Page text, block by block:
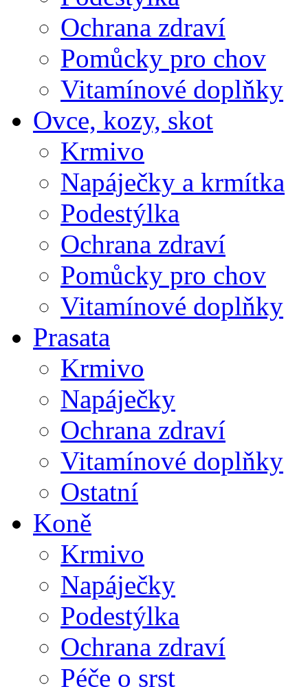
Ochrana zdraví
Pomůcky pro chov
Vitamínové doplňky
Ovce, kozy, skot
Krmivo
Napáječky a krmítka
Podestýlka
Ochrana zdraví
Pomůcky pro chov
Vitamínové doplňky
Prasata
Krmivo
Napáječky
Ochrana zdraví
Vitamínové doplňky
Ostatní
Koně
Krmivo
Napáječky
Podestýlka
Ochrana zdraví
Péče o srst